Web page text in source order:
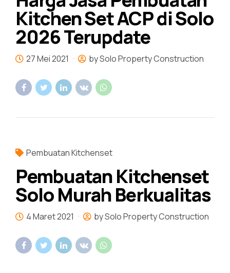
Kitchen Set ACP di Solo
2026 Terupdate
27 Mei 2021 by Solo Property Construction
Pembuatan Kitchenset
Pembuatan Kitchenset
Solo Murah Berkualitas
4 Maret 2021 by Solo Property Construction